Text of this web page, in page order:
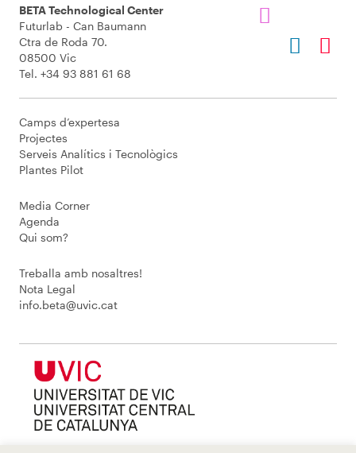
BETA Technological Center
Futurlab - Can Baumann
Ctra de Roda 70.
08500 Vic
Tel. +34 93 881 61 68
Camps d’expertesa
Projectes
Serveis Analítics i Tecnològics
Plantes Pilot
Media Corner
Agenda
Qui som?
Treballa amb nosaltres!
Nota Legal
info.beta@uvic.cat